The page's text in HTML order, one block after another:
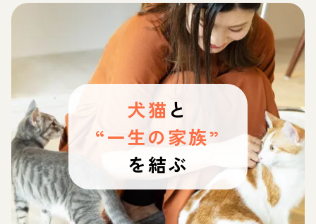
犬猫 と
“一生の家族”
を結ぶ